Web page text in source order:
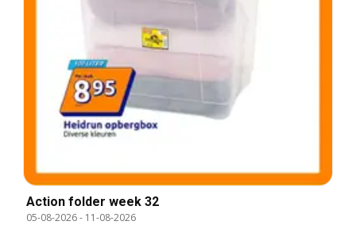
Action folder week 32
05-08-2026- 11-08-2026